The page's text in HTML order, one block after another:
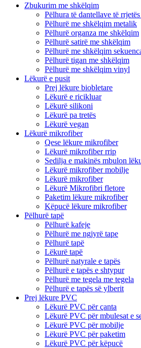
Zbukurim me shkëlqim
Pëlhura të dantellave të
Pëlhurë me shkëlqim metalik
Pëlhurë organza me shkëlqim
Pëlhurë satirë me shkëlqim
Pëlhurë me shkëlqim
Pëlhurë tigan me shkëlqim
Pëlhurë me shkëlqim vinyl
Lëkurë e pusit
Prej lëkure biobletare
Lëkurë e ricikluar
Lëkurë silikoni
Lëkurë pa tretës
Lëkurë vegan
Lëkurë mikrofiber
Qese lëkure mikrofiber
Lëkurë mikrofiber rrip
Sedilja e makinës mbulon
Lëkurë mikrofiber mobilje
Lëkurë mikrofiber
Lëkurë Mikrofibri fletore
Paketim lëkure mikrofiber
Këpucë lëkure mikrofiber
Pëlhurë tapë
Pëlhurë kafeje
Pëlhurë me ngjyrë tape
Pëlhurë tapë
Lëkurë tapë
Pëlhurë natyrale e tapës
Pëlhurë e tapës e shtypur
Pëlhurë me tegela me tegela
Pëlhurë e tapës së ylberit
Prej lëkure PVC
Lëkurë PVC për çanta
Lëkurë PVC për mbulesat e
Lëkurë PVC për mobilje
Lëkurë PVC për paketim
Lëkurë PVC për këpucë